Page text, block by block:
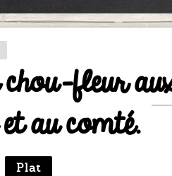
fleur
au comté.
Plat